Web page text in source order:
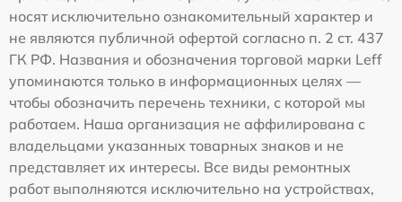
носят исключительно ознакомительный характер и
не являются публичной офертой согласно п. 2 ст. 437
ГК РФ. Названия и обозначения торговой марки Leff
упоминаются только в информационных целях —
чтобы обозначить перечень техники, с которой мы
работаем. Наша организация не аффилирована с
владельцами указанных товарных знаков и не
представляет их интересы. Все виды ремонтных
работ выполняются исключительно на устройствах,